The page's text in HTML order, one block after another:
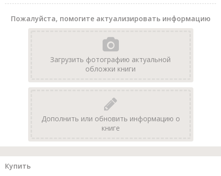
Пожалуйста, помогите актуализировать информацию
Загрузить фотографию актуальной
обложки книги
Дополнить или обновить информацию о
книге
Купить